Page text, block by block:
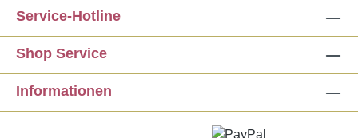
Service-Hotline
Shop Service
Informationen